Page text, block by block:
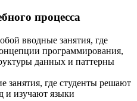
процесса
вводные занятия, где
программирования,
данных и паттерны
занятия, где студенты решают
и изучают языки